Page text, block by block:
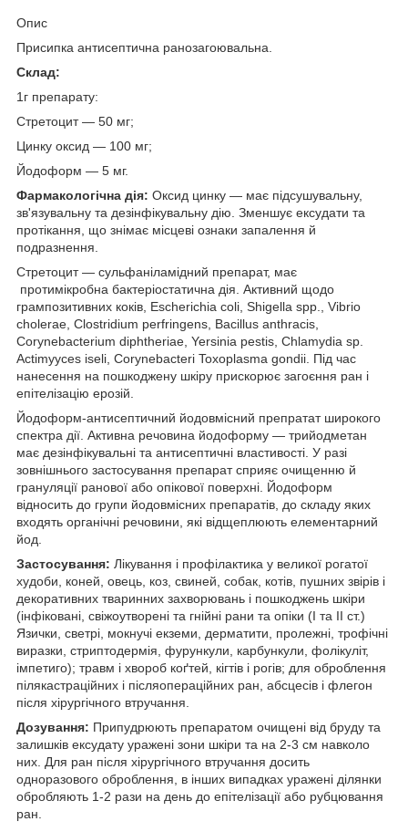
Опис
Присипка антисептична ранозагоювальна.
Склад:
1г препарату:
Стретоцит — 50 мг;
Цинку оксид — 100 мг;
Йодоформ — 5 мг.
Фармакологічна дія: Оксид цинку — має підсушувальну,
зв'язувальну та дезінфікувальну дію. Зменшує ексудати та
протікання, що знімає місцеві ознаки запалення й
подразнення.
Стретоцит — сульфаніламідний препарат, має
протимікробна бактеріостатична дія. Активний щодо
грампозитивних коків, Escherichia coli, Shigella spp., Vibrio
cholerae, Clostridium perfringens, Bacillus anthracis,
Corynebacterium diphtheriae, Yersinia pestis, Chlamydia sp.
Actimyyces iseli, Corynebacteri Toxoplasma gondii. Під час
нанесення на пошкоджену шкіру прискорює загоєння ран і
епітелізацію ерозій.
Йодоформ-антисептичний йодовмісний препратат широкого
спектра дії. Активна речовина йодоформу — трийодметан
має дезінфікувальні та антисептичні властивості. У разі
зовнішнього застосування препарат сприяє очищенню й
грануляції ранової або опікової поверхні. Йодоформ
відносить до групи йодовмісних препаратів, до складу яких
входять органічні речовини, які відщеплюють елементарний
йод.
Застосування: Лікування і профілактика у великої рогатої
худоби, коней, овець, коз, свиней, собак, котів, пушних звірів і
декоративних тваринних захворювань і пошкоджень шкіри
(інфіковані, свіжоутворені та гнійні рани та опіки (I та II ст.)
Язички, светрі, мокнучі екземи, дерматити, пролежні, трофічні
виразки, стриптодермія, фурункули, карбункули, фолікуліт,
імпетиго); травм і хвороб коґтей, кігтів і рогів; для оброблення
пілякастраційних і післяопераційних ран, абсцесів і флегон
після хірургічного втручання.
Дозування: Припудрюють препаратом очищені від бруду та
залишків ексудату уражені зони шкіри та на 2-3 см навколо
них. Для ран після хірургічного втручання досить
одноразового оброблення, в інших випадках уражені ділянки
обробляють 1-2 рази на день до епітелізації або рубцювання
ран.